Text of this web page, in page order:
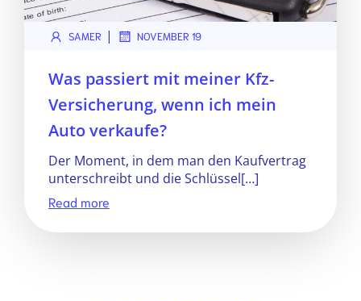
SAMER | NOVEMBER 19
Was passiert mit meiner Kfz-
Versicherung, wenn ich mein
Auto verkaufe?
Der Moment, in dem man den Kaufvertrag
unterschreibt und die Schlüssel[…]
Read more